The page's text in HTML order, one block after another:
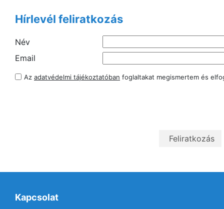
Hírlevél feliratkozás
Név
Email
Az adatvédelmi tájékoztatóban foglaltakat megismertem és
Kapcsolat